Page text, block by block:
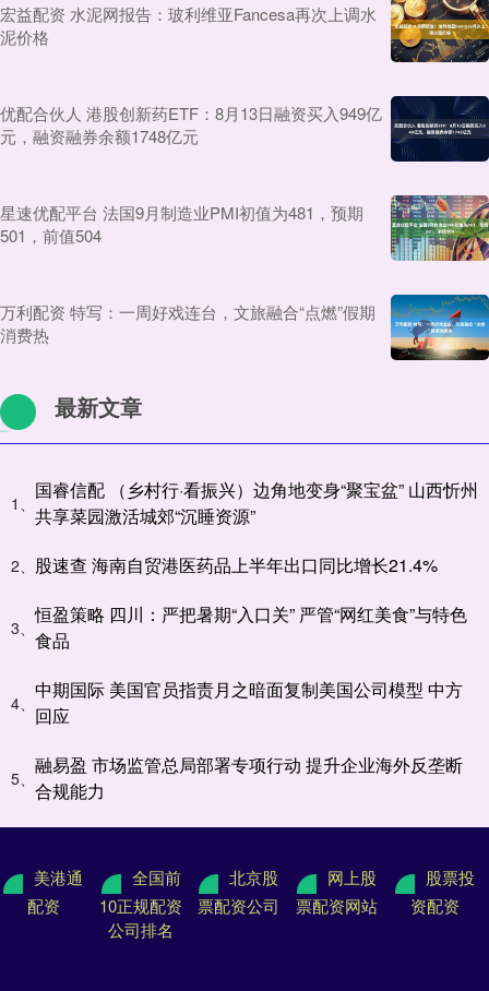
宏益配资 水泥网报告：玻利维亚Fancesa再次上调水
泥价格
优配合伙人 港股创新药ETF：8月13日融资买入949亿
元，融资融券余额1748亿元
星速优配平台 法国9月制造业PMI初值为481，预期
501，前值504
万利配资 特写：一周好戏连台，文旅融合“点燃”假期
消费热
最新文章
1、
国睿信配 （乡村行·看振兴）边角地变身“聚宝盆” 山西忻州
共享菜园激活城郊“沉睡资源”
2、 股速查 海南自贸港医药品上半年出口同比增长21.4%
3、
恒盈策略 四川：严把暑期“入口关” 严管“网红美食”与特色
食品
4、
中期国际 美国官员指责月之暗面复制美国公司模型 中方
回应
5、
融易盈 市场监管总局部署专项行动 提升企业海外反垄断
合规能力
美港通
配资
全国前
10正规配资
公司排名
北京股
票配资公司
网上股
票配资网站
股票投
资配资